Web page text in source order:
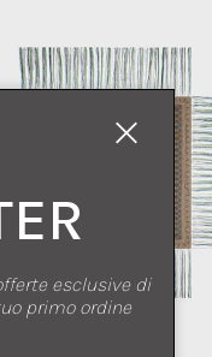
esclusive di
primo ordine